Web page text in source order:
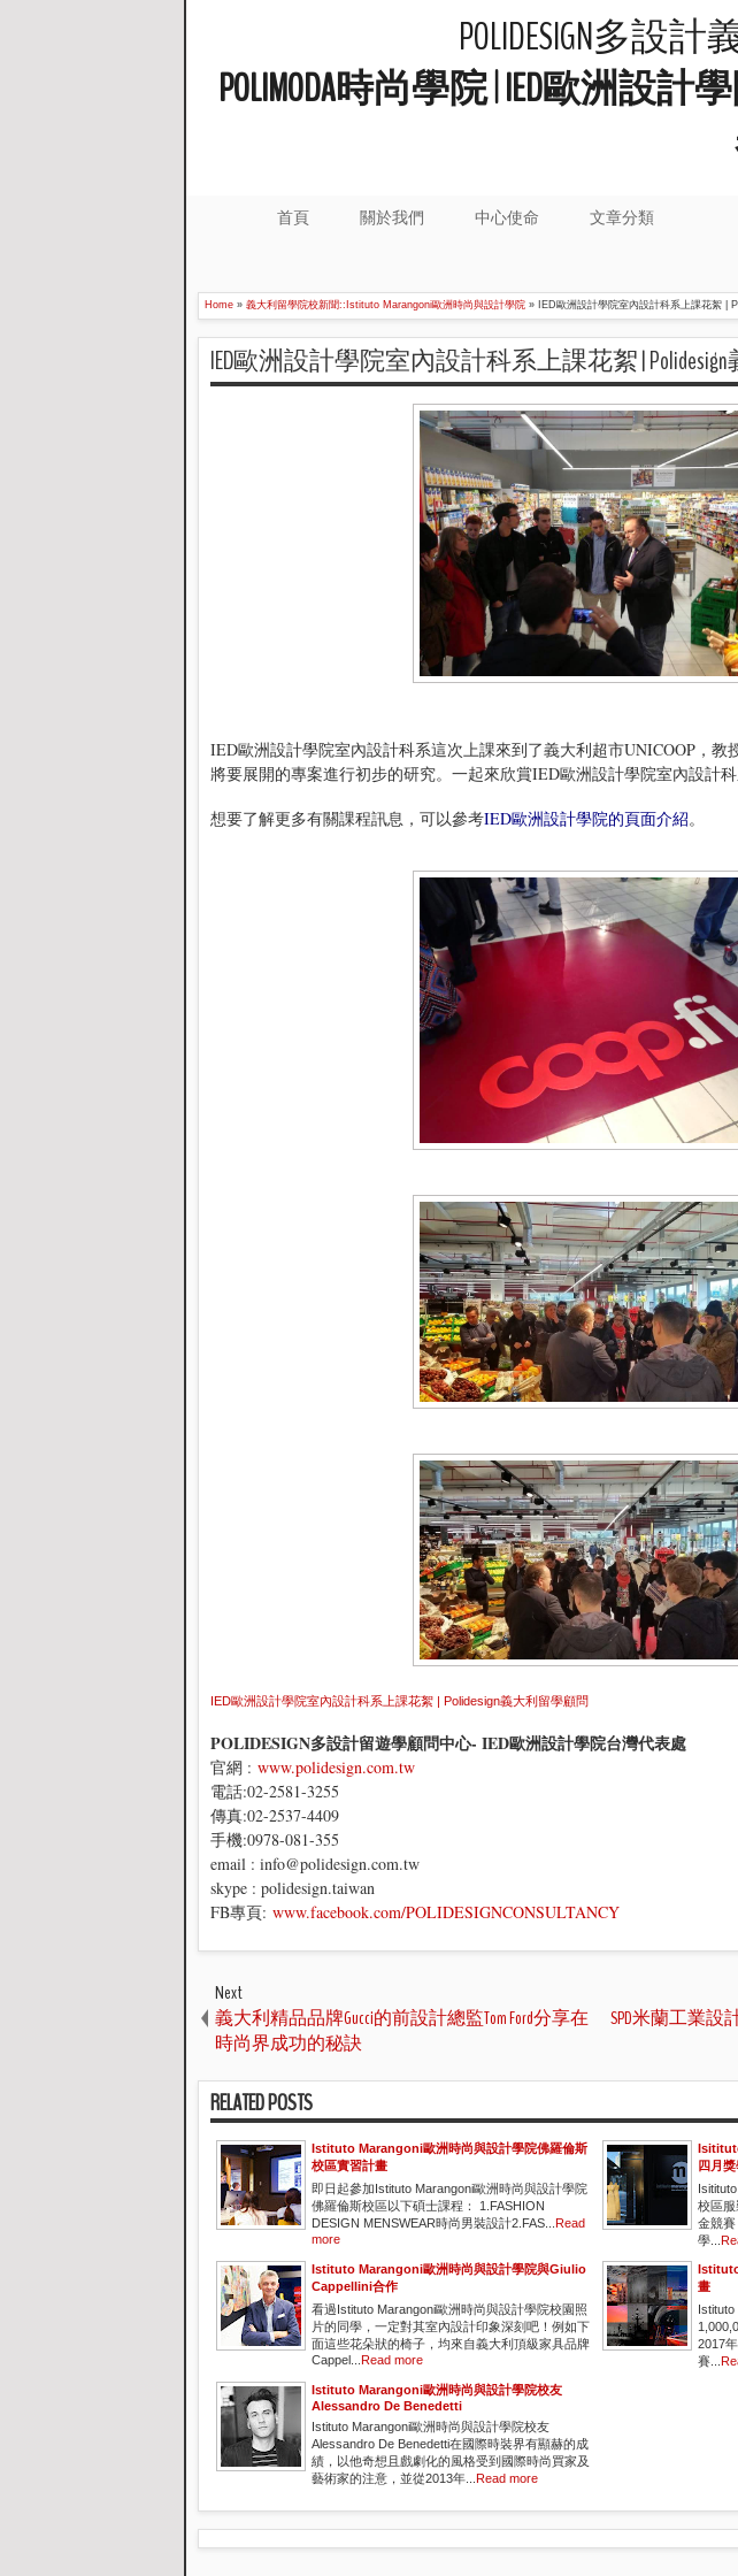
POLIDESIGN多
POLIMODA時尚學院 | IED歐洲設
首頁 關於我們 中心使命 文章分類
Home » 義大利留學院校新聞::Istituto Marangoni歐洲時尚與設計學院 » IED歐洲設計學院室內設計科系上課花絮 |
IED歐洲設計學院室內設計科系上課花絮 |
IED歐洲設計學院室內設計科系這次上課來到了義大利超市UNICOOP，教
將要展開的專案進行初步的研究。一起來欣賞IED歐洲設計學院室內設計
想要了解更多有關課程訊息，可以參考IED歐洲設計學院的頁面介紹。
IED歐洲設計學院室內設計科系上課花絮 | Polidesign義大利留學顧問
POLIDESIGN多設計留遊學顧問中心- IED歐洲設計學院台灣代表處
官網 : www.polidesign.com.tw
電話:02-2581-3255
傳真:02-2537-4409
手機:0978-081-355
email : info@polidesign.com.tw
skype : polidesign.taiwan
FB專頁: www.facebook.com/POLIDESIGNCONSULTANCY
Next
義大利精品品牌Gucci的前設計總監Tom Ford分享在
時尚界成功的秘訣
SPD米蘭工業設計
RELATED POSTS
Istituto Marangoni歐洲時尚與設計學院佛羅倫斯
校區實習計畫
即日起參加Istituto Marangoni歐洲時尚與設計學院
佛羅倫斯校區以下碩士課程： 1.FASHION
DESIGN MENSWEAR時尚男裝設計2.FAS... Read
more
四月
校區
金競
學...
Istituto Marangoni歐洲時尚與設計學院與Giulio
Cappellini合作
看過Istituto Marangoni歐洲時尚與設計學院校園照
片的同學，一定對其室內設計印象深刻吧！例如下
面這些花朵狀的椅子，均來自義大利頂級家具品牌
Cappel... Read more
畫
2017
賽...
Istituto Marangoni歐洲時尚與設計學院校友
Alessandro De Benedetti
Istituto Marangoni歐洲時尚與設計學院校友
Alessandro De Benedetti在國際時裝界有顯赫的成
績，以他奇想且戲劇化的風格受到國際時尚買家及
藝術家的注意，並從2013年... Read more